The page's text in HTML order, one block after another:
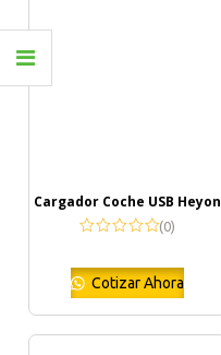
Cargador Coche USB Heyon
(0)
Cotizar Ahora